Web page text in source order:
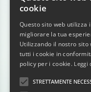
cookie
Questo sito web utilizza
migliorare la tua
Utilizzando il nostro sito
tutti i cookie in
policy per i cookie. Leggi
STRETTAMENTE